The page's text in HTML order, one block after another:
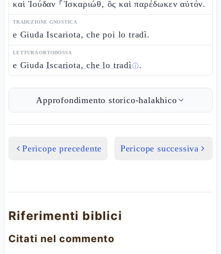
καὶ Ἰούδαν ⸀Ἰσκαριώθ, ὃς καὶ παρέδωκεν αὐτόν.
TRADUZIONE GNOSTICA
e Giuda Iscariota, che poi lo tradì.
LETTURA ORTODOSSA
e GiudaIscariota, che lo tradìⓘ.
Approfondimento storico-halakhico
Pericope precedente Pericope successiva
Riferimenti biblici
Citati nel commento